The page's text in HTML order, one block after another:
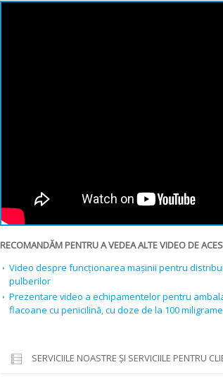
RECOMANDĂM PENTRU A VEDEA ALTE VIDEO DE
Video despre funcționarea mașinii pentru
pulberilor
Prezentare video a echipamentelor pentru
flacoane cu penicilină, cu doze de la 100
SERVICIILE NOASTRE ŞI SERVICIILE PENTRU